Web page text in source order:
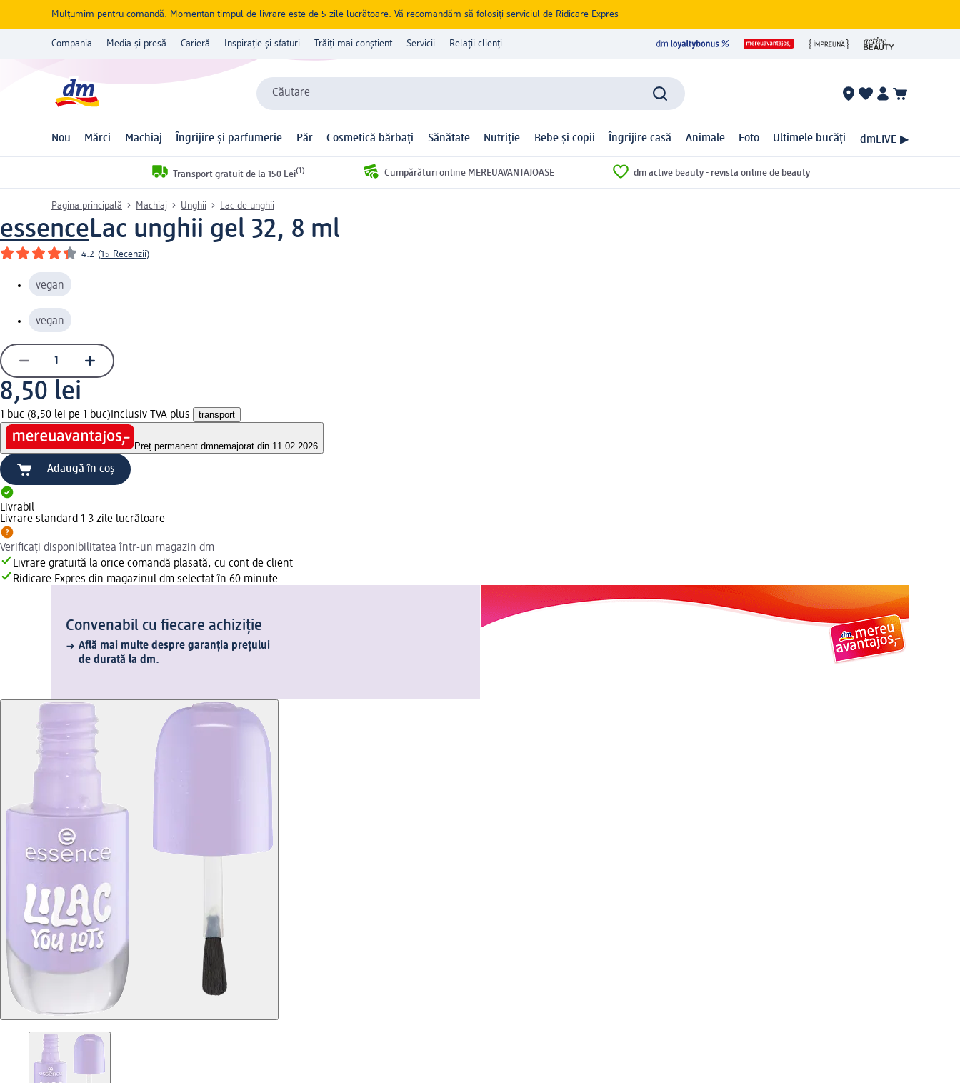
Mulțumim pentru comandă. Momentan timpul de livrare este de 5 zile lucrătoare. Vă recomandăm să folosiți serviciul de Ridicare Expres
Compania Media și presă Carieră Inspirație și sfaturi Trăiți mai conștient Servicii Relații clienți
Căutare
Nou Mărci Machiaj Îngrijire și parfumerie Păr Cosmetică bărbați Sănătate Nutriție Bebe și copii Îngrijire casă Animale Foto Ultimele bucăți dmLIVE ▶
Transport gratuit de la 150 Lei(1) Cumpărături online MEREUAVANTAJOASE dm active beauty - revista online de beauty
Pagina principală Machiaj Unghii Lac de unghii
essenceLac unghii gel 32, 8 ml
4.2 (15 Recenzii)
vegan
vegan
8,50 lei
1 buc (8,50 lei pe 1 buc) Inclusiv TVA plus transport
Preț permanent dmnemajorat din 11.02.2026
Adaugă în coș
Livrabil
Livrare standard 1-3 zile lucrătoare
Verificați disponibilitatea într-un magazin dm
Livrare gratuită la orice comandă plasată, cu cont de client
Ridicare Expres din magazinul dm selectat în 60 minute.
Convenabil cu fiecare achiziție
Află mai multe despre garanția prețului
de durată la dm.